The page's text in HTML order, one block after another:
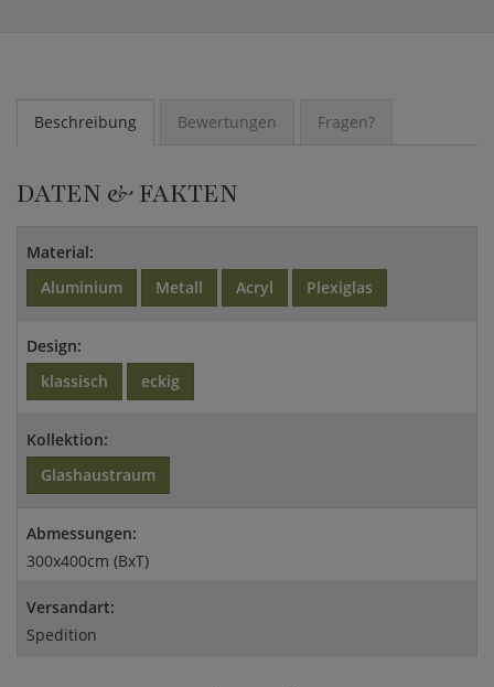
Beschreibung Bewertungen Fragen?
DATEN & FAKTEN
Material:
Aluminium
Metall Acryl Plexiglas
Design:
klassisch
eckig
Kollektion:
Glashaustraum
Abmessungen:
300x400cm (BxT)
Versandart:
Spedition